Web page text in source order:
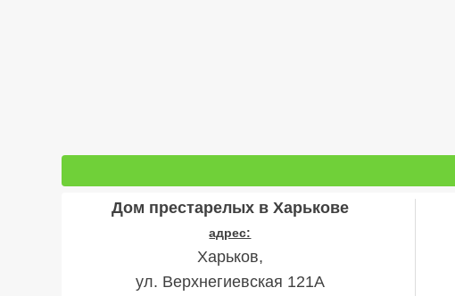
Дом престарелых в Харькове
адрес:
Харьков,
ул. Верхнегиевская 121А